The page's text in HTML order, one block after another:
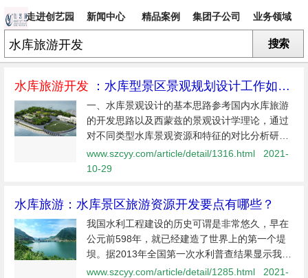
走进创艺园 新闻中心 精品案例 集团子公司 业务领域
专题 搜索
水库旅游开发 ：水库型景区景观规划设计工作​如何
做到位？
一、水库景观设计的基本思路参考国内水库旅游
的开发思路以及西蒙兹的景观设计学理论，通过
对不同类型水库景观资源和特征的对比分析研
究，笔者总结：水库型景区景观规划设计的基本
思路要以保护或恢复水库及其周边的自然景观、
www.szcyy.com/article/detail/1316.html
2021-
10-29
水库旅游：​水库景区旅游资源开发要点有哪些？
我国水利工程建设的历史可谓是非常悠久，早在
公元前598年，就已经建造了世界上的第一个堤
坝。据2013年全国第一次水利普查结果显示我国
共有10万平方米及以上的水库工程98000余座，
www.szcyy.com/article/detail/1285.html
2021-